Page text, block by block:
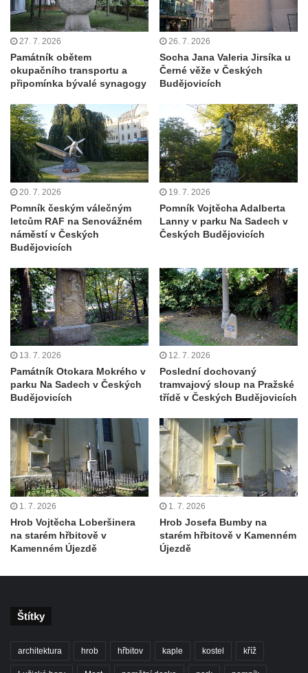
Trutnově
Pomník obětem koncentračního tábora na
hřbitově v Rychnově u Jablonce nad Nisou
Pomník pracovního nasazení vězňů
koncentračního tábora v Tovární ulici v
Rychnově u Jablonce nad Nisou
Kenotaf Alfreda Langa na hřbitově v Krásné
u Pěnčína
Kenotaf Emila Posselta na hřbitově v
Krásné u Pěnčína
Kenotaf Edmunda Andera na hřbitově v
Krásné u Pěnčína
Hřbitovní kaple rodiny Fiedler na hřbitově v
Kenotaf Franze Ruseho na hřbitově v
Teplicích nad Metují
Pomník obětem 2. světové války na hřbitově
v Teplicích nad Metují
Hrob Waltera Hilleho na hřbitově ve Vlčí
Hoře
Kenotaf Oskara Ringelhana na hřbitově v
Benešově nad Ploučnicí
Kenotaf Augusta Michela na hřbitově v
Benešově nad Ploučnicí
Hrob Šumových na hřbitově v Benešově
nad Ploučnicí
Hrob Theodora Sommera na hřbitově v
Benešově nad Ploučnicí
Hrob Wendelina Janiche na hřbitově v
Benešově nad Ploučnicí
27. 7. 2026
Památník obětem
okupačního transportu a
připomínka bývalé synagogy
26. 7. 2026
Socha Jana Valeria Jirsíka u
Černé věže v Českých
Budějovicích
20. 7. 2026
Pomník českým válečným
letcům RAF na Senovážném
náměstí v Českých
Budějovicích
19. 7. 2026
Pomník Vojtěcha Adalberta
Lanny v parku Na Sadech v
Českých Budějovicích
13. 7. 2026
Památník Otokara Mokrého v
parku Na Sadech v Českých
Budějovicích
12. 7. 2026
Poslední dochovaný
tramvajový sloup na Pražské
třídě v Českých Budějovicích
1. 7. 2026
Hrob Vojtěcha Loberšinera
na starém hřbitově v
Kamenném Újezdě
1. 7. 2026
Hrob Josefa Bumby na
starém hřbitově v Kamenném
Újezdě
Štítky
architektura hrob hřbitov kaple kostel kříž